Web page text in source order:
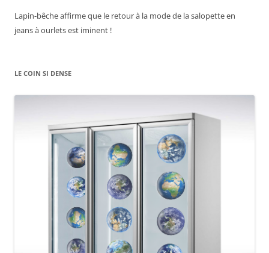
Lapin-bêche affirme que le retour à la mode de la salopette en
jeans à ourlets est iminent !
LE COIN SI DENSE